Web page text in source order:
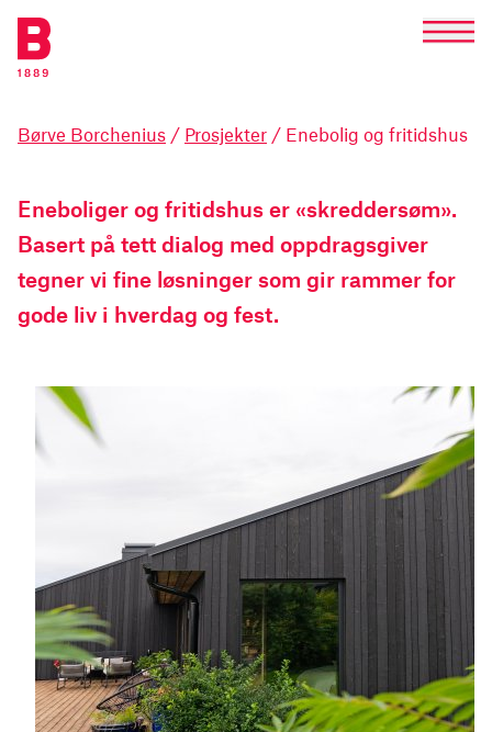
Børve Borchenius / Prosjekter / Enebolig og fritidshus
Eneboliger og fritidshus er «skreddersøm».
Basert på tett dialog med oppdragsgiver
tegner vi fine løsninger som gir rammer for
gode liv i hverdag og fest.